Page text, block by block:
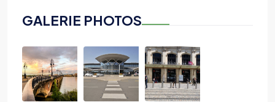
GALERIE PHOTOS